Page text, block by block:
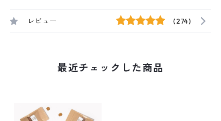
レビュー (274)
最近チェックした商品